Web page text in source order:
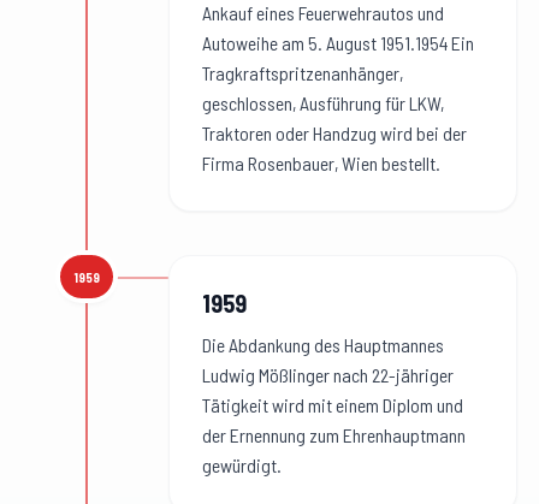
Ankauf eines Feuerwehrautos und
Autoweihe am 5. August 1951.1954 Ein
Tragkraftspritzenanhänger,
geschlossen, Ausführung für LKW,
Traktoren oder Handzug wird bei der
Firma Rosenbauer, Wien bestellt.
1959
1959:
1959
Die Abdankung des Hauptmannes
Ludwig Mößlinger nach 22-jähriger
Tätigkeit wird mit einem Diplom und
der Ernennung zum Ehrenhauptmann
gewürdigt.